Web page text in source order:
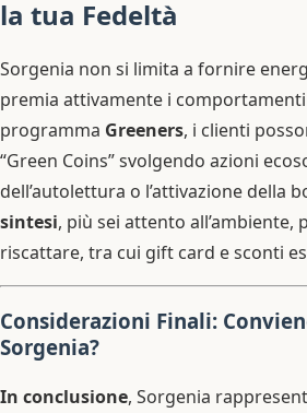
la tua Fedeltà
Sorgenia non si limita a fornire
premia attivamente i
programma Greeners, i clienti
“Green Coins” svolgendo azioni
dell’autolettura o l’attivazione della
sintesi, più sei attento all’ambiente,
riscattare, tra cui gift card e sconti
Considerazioni Finali:
Sorgenia?
In conclusione, Sorgenia